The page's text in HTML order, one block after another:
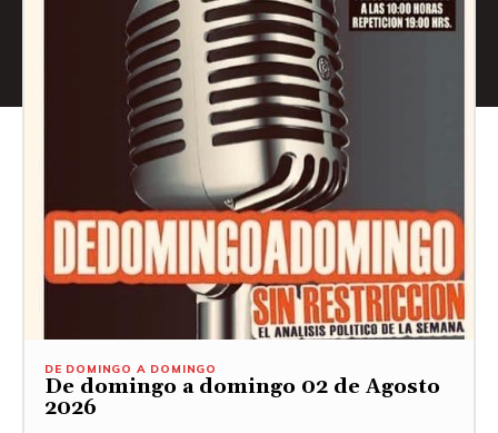
DE DOMINGO A DOMINGO
De domingo a domingo 02 de Agosto
2026